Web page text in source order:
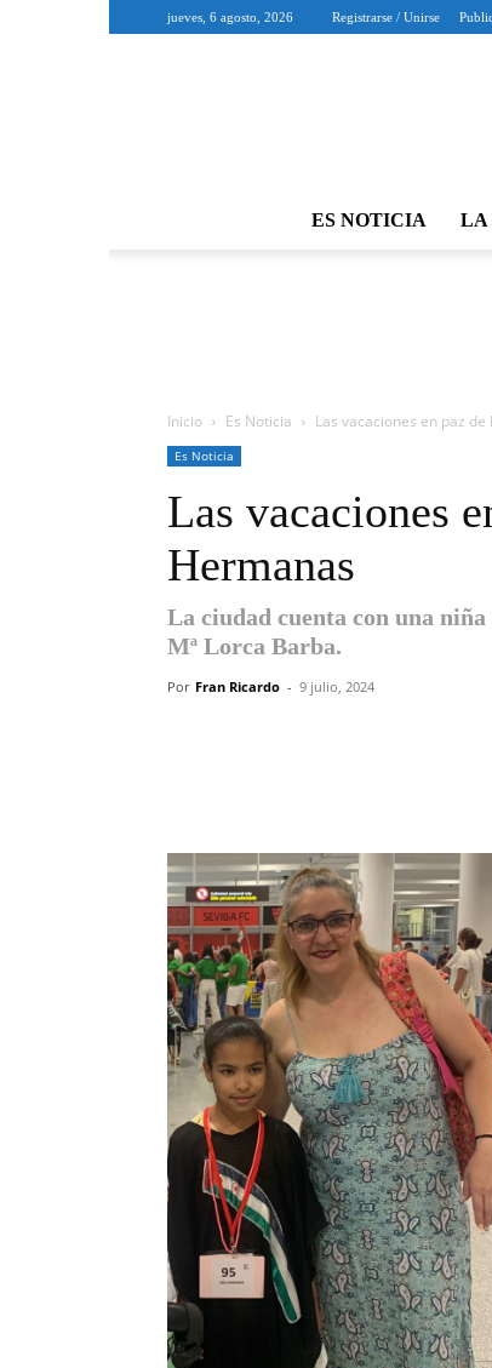
jueves, 6 agosto, 2026 Registrarse / Unirse
ES NOTICIA LA
Inicio Es Noticia Las vacaciones en paz
Es Noticia
Las vacaciones
Hermanas
La ciudad cuenta con una
Mª Lorca Barba.
Por Fran Ricardo - 9 julio, 2024